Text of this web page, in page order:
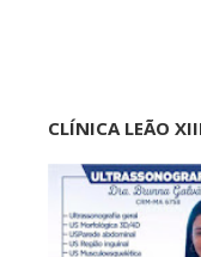
CLÍNICA LEÃO